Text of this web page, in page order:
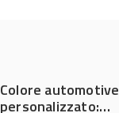
Colore automotive
personalizzato: